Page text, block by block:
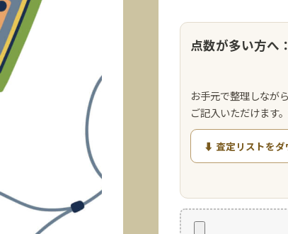
点数が多い方へ
お手元で整理しなが
ご記入いただけます
⬇ 査定リストをダ